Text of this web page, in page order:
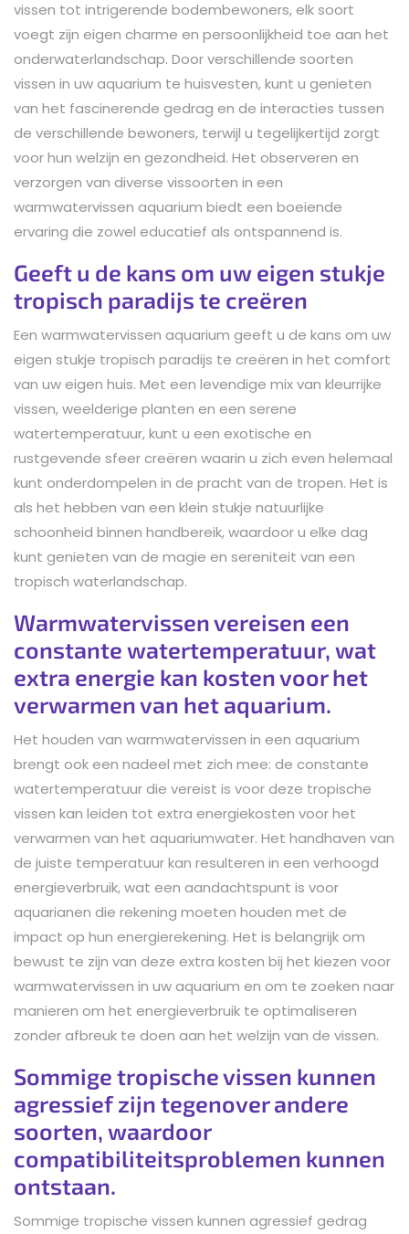
vissen tot intrigerende bodembewoners, elk soort
voegt zijn eigen charme en persoonlijkheid toe aan het
onderwaterlandschap. Door verschillende soorten
vissen in uw aquarium te huisvesten, kunt u genieten
van het fascinerende gedrag en de interacties tussen
de verschillende bewoners, terwijl u tegelijkertijd zorgt
voor hun welzijn en gezondheid. Het observeren en
verzorgen van diverse vissoorten in een
warmwatervissen aquarium biedt een boeiende
ervaring die zowel educatief als ontspannend is.
Geeft u de kans om uw eigen stukje
tropisch paradijs te creëren
Een warmwatervissen aquarium geeft u de kans om uw
eigen stukje tropisch paradijs te creëren in het comfort
van uw eigen huis. Met een levendige mix van kleurrijke
vissen, weelderige planten en een serene
watertemperatuur, kunt u een exotische en
rustgevende sfeer creëren waarin u zich even helemaal
kunt onderdompelen in de pracht van de tropen. Het is
als het hebben van een klein stukje natuurlijke
schoonheid binnen handbereik, waardoor u elke dag
kunt genieten van de magie en sereniteit van een
tropisch waterlandschap.
Warmwatervissen vereisen een
constante watertemperatuur, wat
extra energie kan kosten voor het
verwarmen van het aquarium.
Het houden van warmwatervissen in een aquarium
brengt ook een nadeel met zich mee: de constante
watertemperatuur die vereist is voor deze tropische
vissen kan leiden tot extra energiekosten voor het
verwarmen van het aquariumwater. Het handhaven van
de juiste temperatuur kan resulteren in een verhoogd
energieverbruik, wat een aandachtspunt is voor
aquarianen die rekening moeten houden met de
impact op hun energierekening. Het is belangrijk om
bewust te zijn van deze extra kosten bij het kiezen voor
warmwatervissen in uw aquarium en om te zoeken naar
manieren om het energieverbruik te optimaliseren
zonder afbreuk te doen aan het welzijn van de vissen.
Sommige tropische vissen kunnen
agressief zijn tegenover andere
soorten, waardoor
compatibiliteitsproblemen kunnen
ontstaan.
Sommige tropische vissen kunnen agressief gedrag